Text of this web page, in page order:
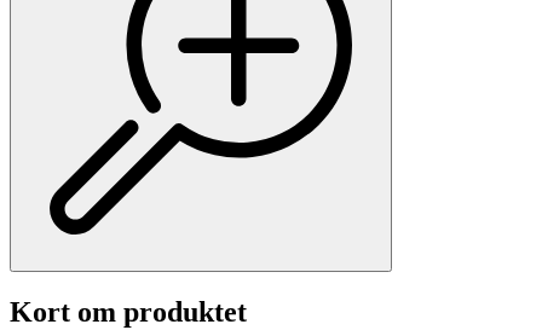
Kort om produktet